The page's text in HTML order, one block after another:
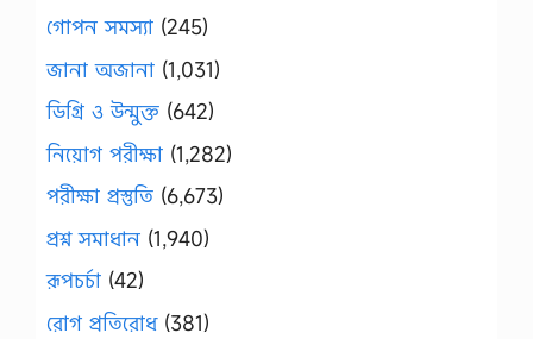
গোপন সমস্যা (245)
জানা অজানা (1,031)
ডিগ্রি ও উন্মুক্ত (642)
নিয়োগ পরীক্ষা (1,282)
পরীক্ষা প্রস্তুতি (6,673)
প্রশ্ন সমাধান (1,940)
রূপচর্চা (42)
রোগ প্রতিরোধ(381)